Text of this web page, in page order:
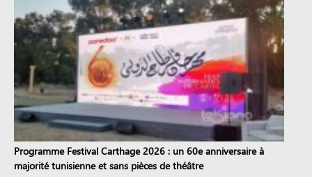
Programme Festival Carthage 2026 : un 60e anniversaire à
majorité tunisienne et sans pièces de théâtre